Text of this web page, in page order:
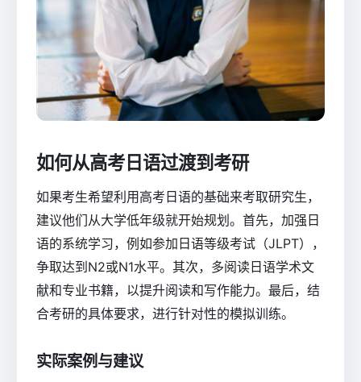
如何从高考日语过渡到考研
如果考生希望利用高考日语的基础来考取研究生，
建议他们从大学低年级就开始规划。首先，加强日
语的系统学习，例如参加日语等级考试（JLPT），
争取达到N2或N1水平。其次，多阅读日语学术文
献和专业书籍，以提升阅读和写作能力。最后，结
合考研的具体要求，进行针对性的模拟训练。
实际案例与建议